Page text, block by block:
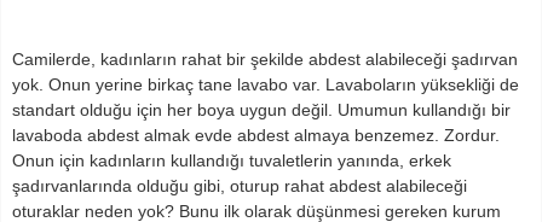
Camilerde, kadınların rahat bir şekilde abdest alabileceği şadırvan
yok. Onun yerine birkaç tane lavabo var. Lavaboların yüksekliği de
standart olduğu için her boya uygun değil. Umumun kullandığı bir
lavaboda abdest almak evde abdest almaya benzemez. Zordur.
Onun için kadınların kullandığı tuvaletlerin yanında, erkek
şadırvanlarında olduğu gibi, oturup rahat abdest alabileceği
oturaklar neden yok? Bunu ilk olarak düşünmesi gereken kurum